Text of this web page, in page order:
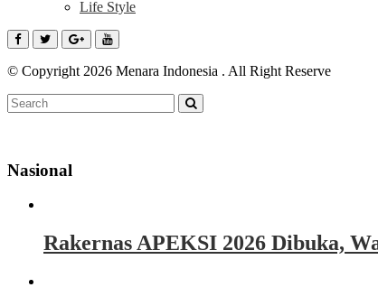
Life Style
© Copyright 2026 Menara Indonesia . All Right Reserve
Nasional
Rakernas APEKSI 2026 Dibuka,